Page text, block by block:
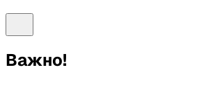
Русский гид
Завтрак
12:30
трубкой
13:20Остров №4. Ко Мианг. Обед.
07:00-08:00
зависимости от района
Важно!